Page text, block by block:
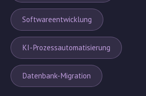
Softwareentwicklung
KI-Prozessautomatisierung
Datenbank-Migration